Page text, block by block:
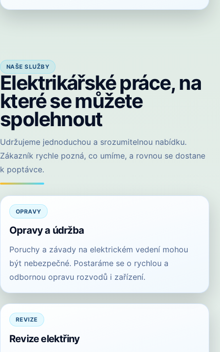
NAŠE SLUŽBY
Elektrikářské práce, na
které se můžete
spolehnout
Udržujeme jednoduchou a srozumitelnou nabídku.
Zákazník rychle pozná, co umíme, a rovnou se dostane
k poptávce.
OPRAVY
Opravy a údržba
Poruchy a závady na elektrickém vedení mohou
být nebezpečné. Postaráme se o rychlou a
odbornou opravu rozvodů i zařízení.
REVIZE
Revize elektřiny